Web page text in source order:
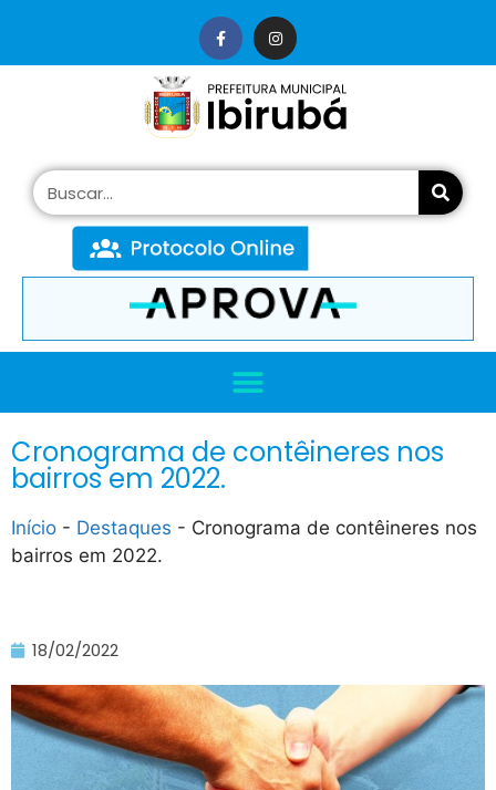
Cronograma de contêineres nos
bairros em 2022.
Início - Destaques - Cronograma de contêineres nos
bairros em 2022.
18/02/2022